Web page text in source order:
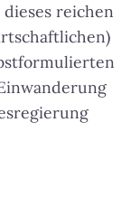
reichen